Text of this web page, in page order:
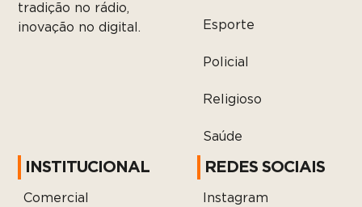
tradição no rádio,
inovação no digital.
Esporte
Policial
Religioso
Saúde
INSTITUCIONAL
Comercial
REDES SOCIAIS
Instagram